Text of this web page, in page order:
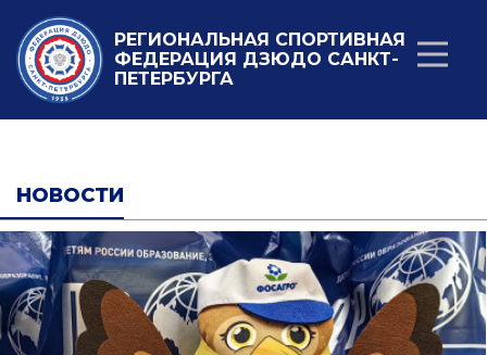
РЕГИОНАЛЬНАЯ СПОРТИВНАЯ
ФЕДЕРАЦИЯ ДЗЮДО САНКТ-
ПЕТЕРБУРГА
НОВОСТИ